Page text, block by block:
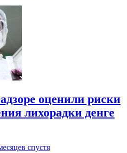
оценили риски
лихорадки денге
спустя